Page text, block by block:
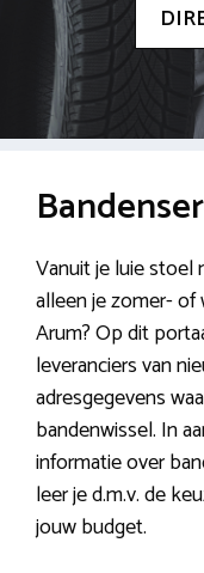
Vanuit je luie stoel
alleen je zomer-
Arum? Op dit
leveranciers van
adresgegevens
bandenwissel. In
informatie over
leer je d.m.v. de
jouw budget.